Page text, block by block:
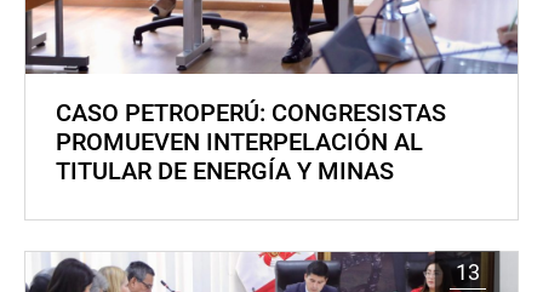
CASO PETROPERÚ: CONGRESISTAS
PROMUEVEN INTERPELACIÓN AL
TITULAR DE ENERGÍA Y MINAS
13